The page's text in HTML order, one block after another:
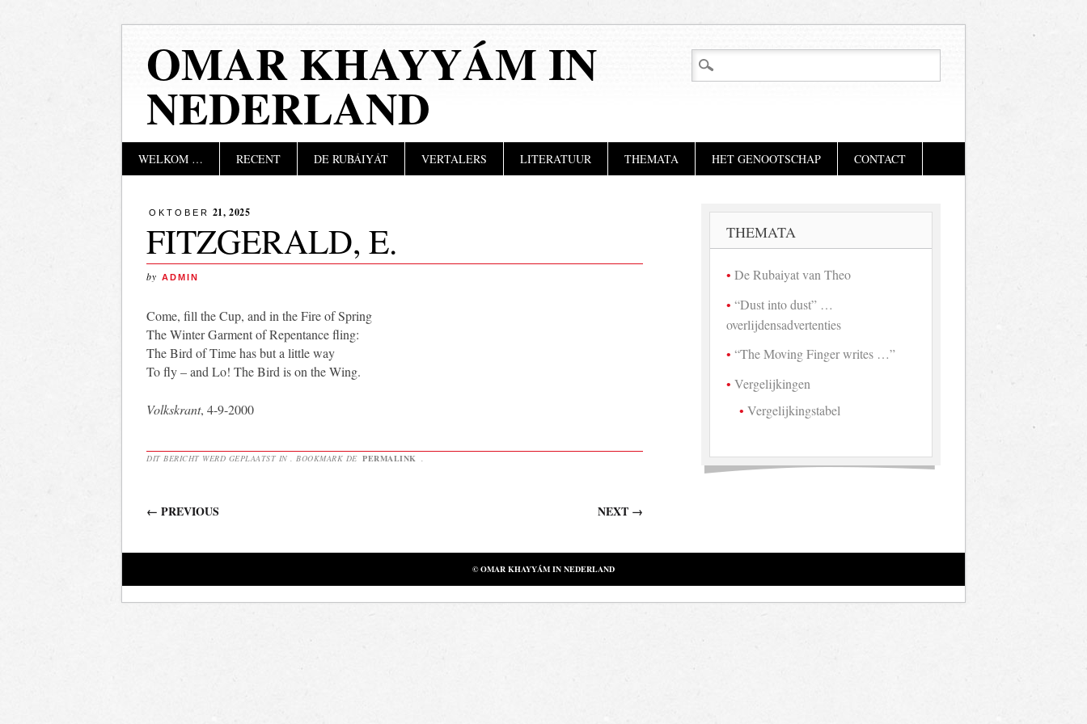
OMAR KHAYYÁM IN
NEDERLAND
Hoofdmenu
WELKOM … RECENT DE RUBÁIYÁT VERTALERS LITERATUUR THEMATA HET GENOOTSCHAP CONTACT
OKTOBER 21, 2025
FITZGERALD, E.
by ADMIN
Come, fill the Cup, and in the Fire of Spring
The Winter Garment of Repentance fling:
The Bird of Time has but a little way
To fly – and Lo! The Bird is on the Wing.
Volkskrant, 4-9-2000
DIT BERICHT WERD GEPLAATST IN . BOOKMARK DE PERMALINK
Berichtnavigatie
← PREVIOUS NEXT →
THEMATA
De Rubaiyat van Theo
“Dust into dust” …
overlijdensadvertenties
“The Moving Finger writes …”
Vergelijkingen
Vergelijkingstabel
© OMAR KHAYYÁM IN NEDERLAND